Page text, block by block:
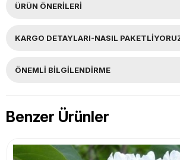
ÜRÜN ÖNERILERI
KARGO DETAYLARI-NASIL
ÖNEMLI BILGILENDIRME
Benzer Ürünler